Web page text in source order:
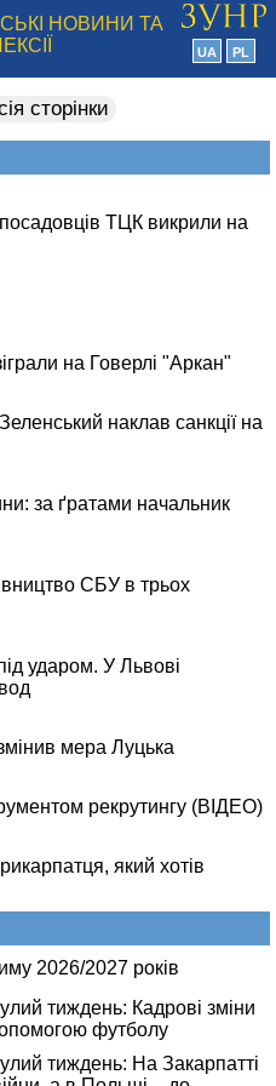
НОВИНИ ТА
UA PL
сторінки
ТЦК викрили на
на Говерлі "Аркан"
наклав санкції на
за ґратами начальник
СБУ в трьох
ударом. У Львові
мера Луцька
рекрутингу (ВІДЕО)
який хотів
2026/2027 років
тиждень: Кадрові зміни
футболу
тиждень: На Закарпатті